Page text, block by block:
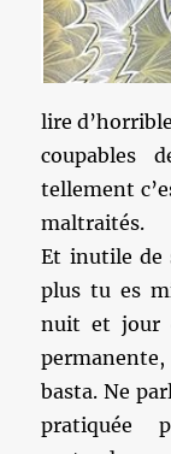
lire
coupables
tellement
maltraités.
Et inutile de
plus tu es
nuit et jour
basta. Ne
pratiquée